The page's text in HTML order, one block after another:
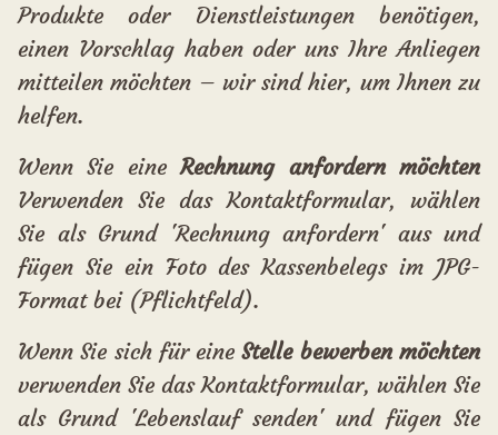
Produkte oder Dienstleistungen benötigen,
einen Vorschlag haben oder uns Ihre Anliegen
mitteilen möchten – wir sind hier, um Ihnen zu
helfen.
Wenn Sie eineRechnung anfordern möchten
Verwenden Sie das Kontaktformular, wählen
Sie als Grund 'Rechnung anfordern' aus und
fügen Sie ein Foto des Kassenbelegs im JPG-
Format bei (Pflichtfeld).
Wenn Sie sich für eineStelle bewerben möchten
verwenden Sie das Kontaktformular, wählen Sie
als Grund 'Lebenslauf senden' und fügen Sie